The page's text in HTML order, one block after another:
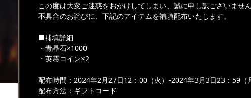
この度は大変ご迷惑をおかけしてしまい、誠に申し訳ございません
不具合のお詫びに、下記のアイテムを補填配布いたします。
■補填詳細
・青晶石×1000
・英霊コイン×2
配布時間：2024年2月27日12：00（火）-2024年3月3日23：59（
配布方法：ギフトコード